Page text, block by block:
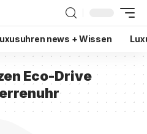
news + Wissen
Eco-Drive